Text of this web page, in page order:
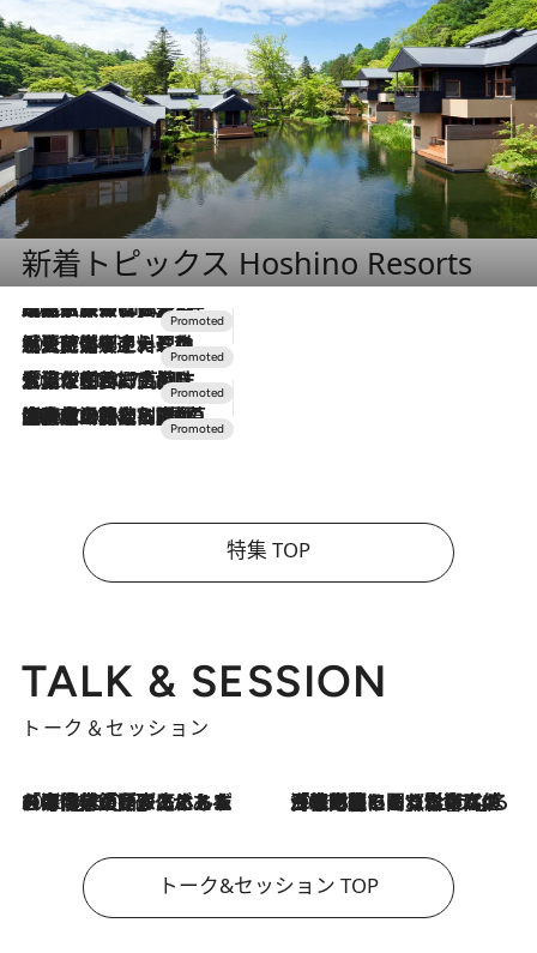
新着トピックス Hoshino Resorts
2026.7.31
【ホテル帰省】という選択肢をOMOが提案。家族とほどよい距離を保つには「昼は実家、夜は気兼ねなくホテルで！」
2026.7.24
【夏限定ディナーコース】旬を迎える稚鮎や花ズッキーニなどをイタリア・トスカーナの郷土料理の手法で満喫！
2026.7.17
「土佐和ハーブかき氷」がOMO7高知に登場！生姜、山椒、大葉など目にも舌にも涼を呼ぶ郷土の味
2026.7.10
NEW OPEN！【界 草津】名湯の地に誕生。趣の異なる2種の温泉と上州ならではの会席・蕎麦割烹など美食を味わう究極の癒やし旅
特集 TOP
TALK & SESSION
トーク＆セッション
2026.8.3
「今後値上げがあるとすれば…」「リスクがあるのは今年の冬」エネルギー専門家が語る、ホルムズ海峡封鎖が家庭にもたらす“ある心配” 2026.8.3
「住宅建てられない…」「サーチャージ料の高値が続いている」ホルムズ海峡封鎖による影響はいつまで続く？《エネルギー専門家に聞く“どうなる日本の暮らし”》
トーク&セッション TOP